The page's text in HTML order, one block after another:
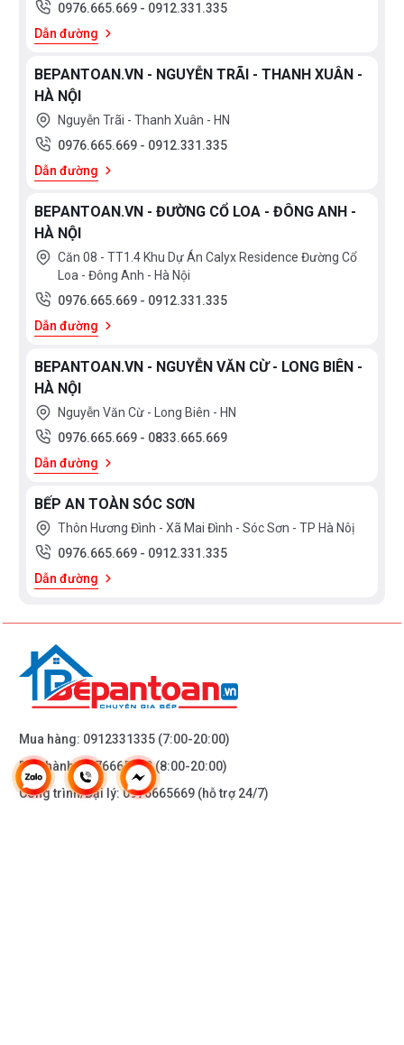
0976.665.669 - 0912.331.335
Dẫn đường
BEPANTOAN.VN - NGUYỄN TRÃI - THANH XUÂN -
HÀ NỘI
Nguyễn Trãi - Thanh Xuân - HN
0976.665.669 - 0912.331.335
Dẫn đường
BEPANTOAN.VN - ĐƯỜNG CỔ LOA - ĐÔNG ANH -
HÀ NỘI
Căn 08 - TT1.4 Khu Dự Án Calyx Residence Đường Cổ
Loa - Đông Anh - Hà Nội
0976.665.669 - 0912.331.335
Dẫn đường
BEPANTOAN.VN - NGUYỄN VĂN CỪ - LONG BIÊN -
HÀ NỘI
Nguyễn Văn Cừ - Long Biên - HN
0976.665.669 - 0833.665.669
Dẫn đường
BẾP AN TOÀN SÓC SƠN
Thôn Hương Đình - Xã Mai Đình - Sóc Sơn - TP Hà Nôị
0976.665.669 - 0912.331.335
Dẫn đường
Mua hàng: 0912331335 (7:00-20:00)
Bảo hành:0976665669(8:00-20:00)
Công trình/Đại lý:0976665669 (hỗ trợ 24/7)